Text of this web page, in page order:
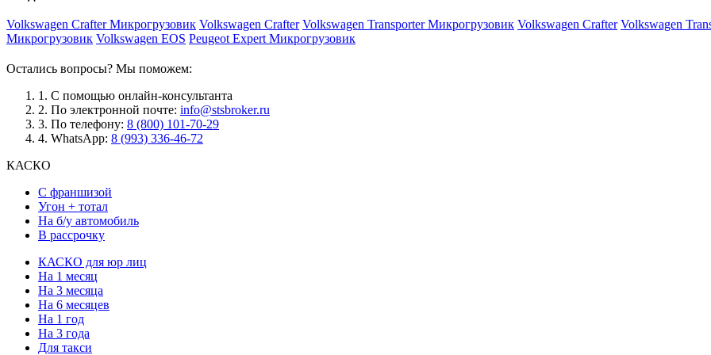
Volkswagen Crafter Микрогрузовик Volkswagen Crafter Volkswagen Transporter Микрогрузовик Volkswagen Crafter Volkswagen
Микрогрузовик Volkswagen EOS Peugeot Expert Микрогрузовик
Остались вопросы? Мы поможем:
1. С помощью онлайн-консультанта
2. По электронной почте: info@stsbroker.ru
3. По телефону: 8 (800) 101-70-29
4. WhatsApp: 8 (993) 336-46-72
КАСКО
С франшизой
Угон + тотал
На б/у автомобиль
В рассрочку
КАСКО для юр лиц
На 1 месяц
На 3 месяца
На 6 месяцев
На 1 год
На 3 года
Для такси